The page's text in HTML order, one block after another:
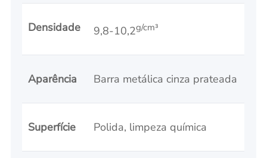
Densidade 9,8-10,2g/cm³
Aparência Barra metálica cinza prateada
Superfície Polida, limpeza química